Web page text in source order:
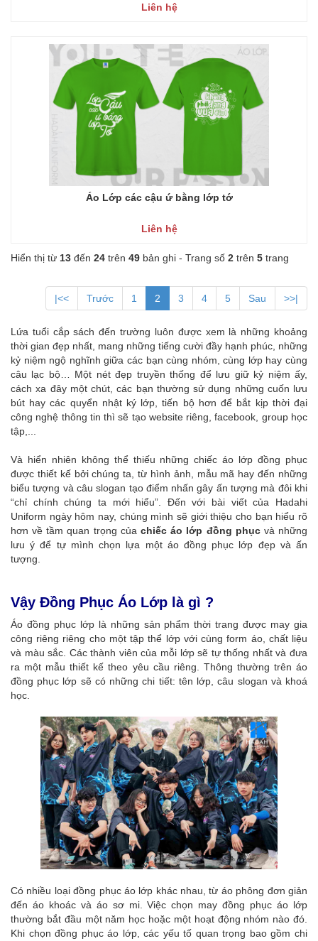
Liên hệ
Áo Lớp các cậu ứ bằng lớp tớ
Liên hệ
Hiển thị từ 13 đến 24 trên 49 bản ghi - Trang số 2 trên 5 trang
|<< Trước 1 2 3 4 5 Sau >>|
Lứa tuổi cắp sách đến trường luôn được xem là những khoảng
thời gian đẹp nhất, mang những tiếng cười đầy hạnh phúc, những
kỷ niệm ngộ nghĩnh giữa các bạn cùng nhóm, cùng lớp hay cùng
câu lạc bộ… Một nét đẹp truyền thống để lưu giữ kỷ niệm ấy,
cách xa đây một chút, các bạn thường sử dụng những cuốn lưu
bút hay các quyển nhật ký lớp, tiến bộ hơn để bắt kịp thời đại
công nghệ thông tin thì sẽ tạo website riêng, facebook, group học
tập,...
Và hiển nhiên không thể thiếu những chiếc áo lớp đồng phục
được thiết kế bởi chúng ta, từ hình ảnh, mẫu mã hay đến những
biểu tượng và câu slogan tạo điểm nhấn gây ấn tượng mà đôi khi
“chỉ chính chúng ta mới hiểu”. Đến với bài viết của Hadahi
Uniform ngày hôm nay, chúng mình sẽ giới thiệu cho bạn hiểu rõ
hơn về tầm quan trọng của chiếc áo lớp đồng phụcvà những
lưu ý để tự mình chọn lựa một áo đồng phục lớp đẹp và ấn
tượng.
Vậy Đồng Phục Áo Lớp là gì ?
Áo đồng phục lớp là những sản phẩm thời trang được may gia
công riêng riêng cho một tập thể lớp với cùng form áo, chất liệu
và màu sắc. Các thành viên của mỗi lớp sẽ tự thống nhất và đưa
ra một mẫu thiết kế theo yêu cầu riêng. Thông thường trên áo
đồng phục lớp sẽ có những chi tiết: tên lớp, câu slogan và khoá
học.
Có nhiều loại đồng phục áo lớp khác nhau, từ áo phông đơn giản
đến áo khoác và áo sơ mi. Việc chọn may đồng phục áo lớp
thường bắt đầu một năm học hoặc một hoạt động nhóm nào đó.
Khi chọn đồng phục áo lớp, các yếu tố quan trọng bao gồm chi